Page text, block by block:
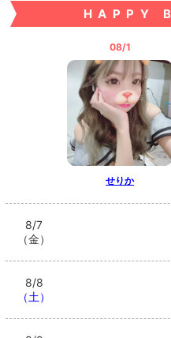
HAPPY
08/1
せりか
8/7
（金）
8/8
（土）